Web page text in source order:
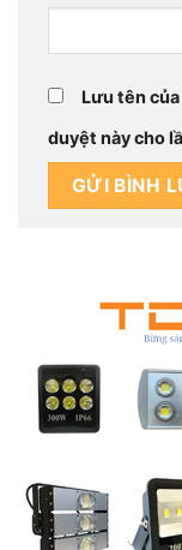
Lưu tên
duyệt này cho